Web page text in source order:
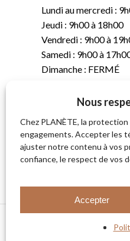
Nous
Chez PLANÈTE, la
engagements. Accepter les
ajuster notre contenu à vos
confiance, le respect de vos
Accepter
Lundi au mercredi :
Jeudi : 9h00 à 18h00
Vendredi : 9h00 à
Samedi : 9h00 à
Dimanche : FERMÉ
(819) 843-8356
C. info@planete.co
681, rue Sherbrooke
Magog (Québec)
© 2026 PLANÈTE